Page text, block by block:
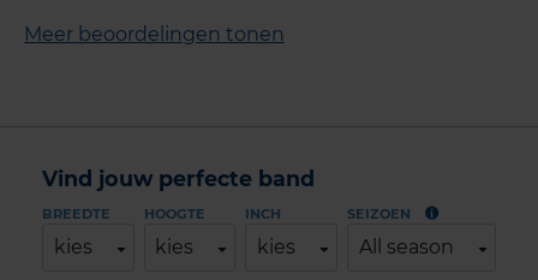
Meer beoordelingen tonen
Vind jouw perfecte band
BREEDTE
kies
HOOGTE
kies
INCH
kies
SEIZOEN
All season